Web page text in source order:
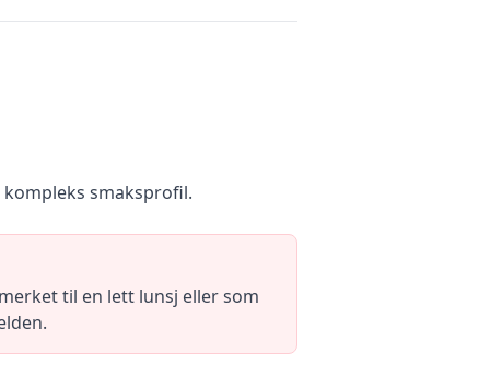
smaksprofil.
til en lett lunsj eller som